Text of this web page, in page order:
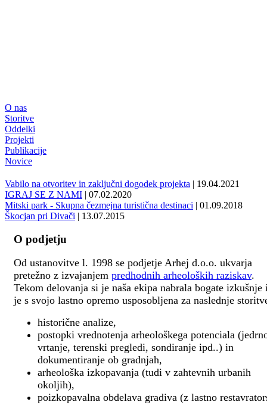
O nas
Storitve
Oddelki
Projekti
Publikacije
Novice
Vabilo na otvoritev in zaključni dogodek projekta | 19.04.2021
IGRAJ SE Z NAMI | 07.02.2020
Mitski park - Skupna čezmejna turistična destinaci | 01.09.2018
Škocjan pri Divači | 13.07.2015
O podjetju
Od ustanovitve l. 1998 se podjetje Arhej d.o.o. ukvarja
pretežno z izvajanjem predhodnih arheoloških raziskav.
Tekom delovanja si je naša ekipa nabrala bogate izkušnje
je s svojo lastno opremo usposobljena za naslednje
historične analize,
postopki vrednotenja arheološkega potenciala
vrtanje, terenski pregledi, sondiranje ipd..) in
dokumentiranje ob gradnjah,
arheološka izkopavanja (tudi v zahtevnih urbanih
okoljih),
poizkopavalna obdelava gradiva (z lastno